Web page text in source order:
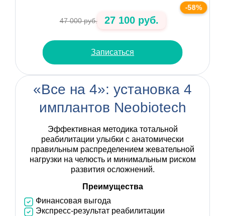
47 000 руб. 27 100 руб.
-58%
Записаться
«Все на 4»: установка 4
имплантов Neobiotech
Эффективная методика тотальной
реабилитации улыбки с анатомически
правильным распределением жевательной
нагрузки на челюсть и минимальным риском
развития осложнений.
Преимущества
Финансовая выгода
Экспресс-результат реабилитации